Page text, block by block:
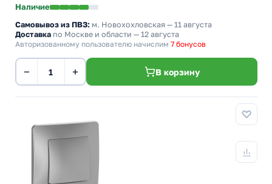
Наличие
Самовывоз из ПВЗ: м. Новохохловская — 11 августа
Доставка по Москве и области — 12 августа
Авторизованному пользователю начислим 7 бонусов
− + В корзину